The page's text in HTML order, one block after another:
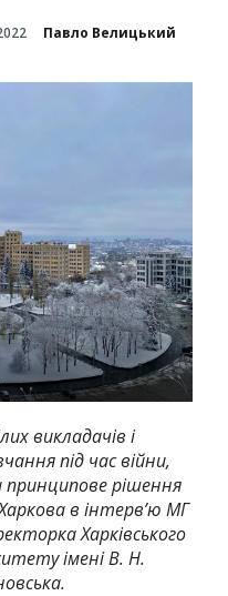
Павло Велицький
викладачів і
під час війни,
рішення
в інтерв’ю МГ
Харківського
імені В. Н.